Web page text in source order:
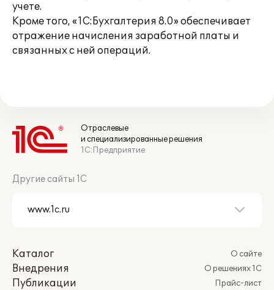
учете.
Кроме того, «1С:Бухгалтерия 8.0» обеспечивает
отражение начисления заработной платы и
связанных с ней операций.
Отраслевые
и специализированные решения
1С:Предприятие
Другие сайты 1С
Каталог
Внедрения
Публикации
О сайте
О решениях 1С
Прайс-лист